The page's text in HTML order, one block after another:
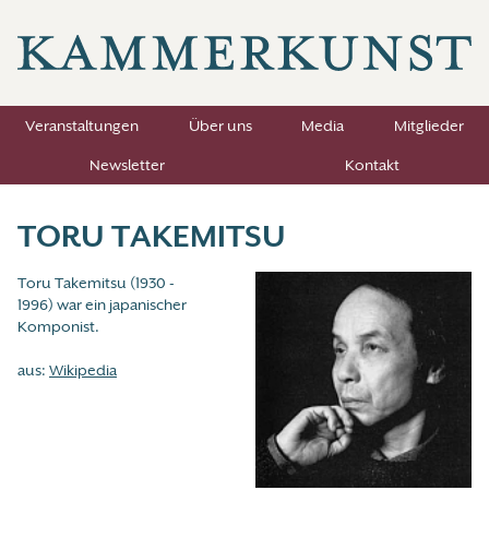
Veranstaltungen Über uns Media
Mitglieder
Newsletter
Kontakt
TORU TAKEMITSU
Toru Takemitsu (1930 -
1996) war ein japanischer
Komponist.
aus: Wikipedia